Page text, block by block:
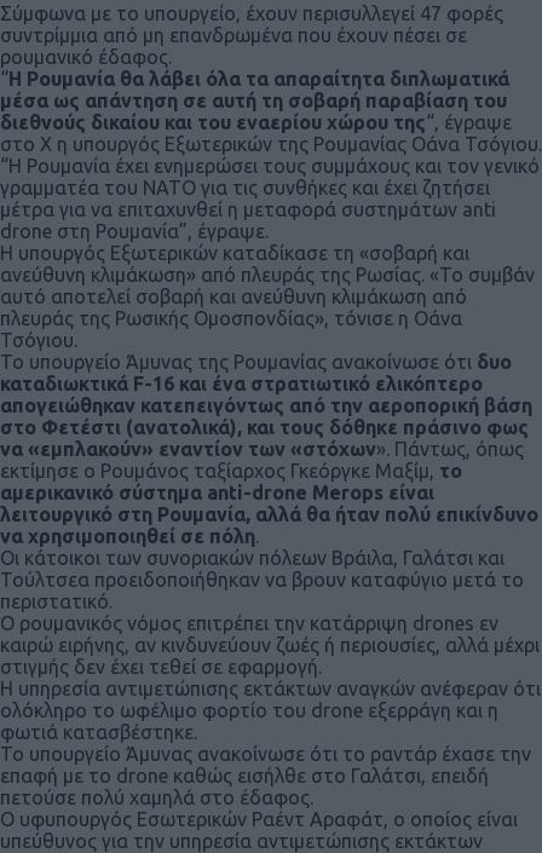
Σύμφωνα με το υπουργείο, έχουν περισυλλεγεί 47 φορές
συντρίμμια από μη επανδρωμένα που έχουν πέσει σε
ρουμανικό έδαφος.
“Η Ρουμανία θα λάβει όλα τα απαραίτητα διπλωματικά
μέσα ως απάντηση σε αυτή τη σοβαρή παραβίαση του
διεθνούς δικαίου και του εναερίου χώρου της“, έγραψε
στο Χ η υπουργός Εξωτερικών της Ρουμανίας Οάνα Τσόγιου.
“Η Ρουμανία έχει ενημερώσει τους συμμάχους και τον γενικό
γραμματέα του ΝΑΤΟ για τις συνθήκες και έχει ζητήσει
μέτρα για να επιταχυνθεί η μεταφορά συστημάτων anti
drone στη Ρουμανία”, έγραψε.
Η υπουργός Εξωτερικών καταδίκασε τη «σοβαρή και
ανεύθυνη κλιμάκωση» από πλευράς της Ρωσίας. «Το συμβάν
αυτό αποτελεί σοβαρή και ανεύθυνη κλιμάκωση από
πλευράς της Ρωσικής Ομοσπονδίας», τόνισε η Οάνα
Τσόγιου.
Το υπουργείο Άμυνας της Ρουμανίας ανακοίνωσε ότι δυο
καταδιωκτικά F-16 και ένα στρατιωτικό ελικόπτερο
απογειώθηκαν κατεπειγόντως από την αεροπορική βάση
στο Φετέστι (ανατολικά), και τους δόθηκε πράσινο φως
να «εμπλακούν» εναντίον των «στόχων». Πάντως, όπως
εκτίμησε ο Ρουμάνος ταξίαρχος Γκεόργκε Μαξίμ, το
αμερικανικό σύστημα anti-drone Merops είναι
λειτουργικό στη Ρουμανία, αλλά θα ήταν πολύ επικίνδυνο
να χρησιμοποιηθεί σε πόλη
Οι κάτοικοι των συνοριακών πόλεων Βράιλα, Γαλάτσι και
Τούλτσεα προειδοποιήθηκαν να βρουν καταφύγιο μετά το
περιστατικό.
Ο ρουμανικός νόμος επιτρέπει την κατάρριψη drones εν
καιρώ ειρήνης, αν κινδυνεύουν ζωές ή περιουσίες, αλλά μέχρι
στιγμής δεν έχει τεθεί σε εφαρμογή.
Η υπηρεσία αντιμετώπισης εκτάκτων αναγκών ανέφεραν ότι
ολόκληρο το ωφέλιμο φορτίο του drone εξερράγη και η
φωτιά κατασβέστηκε.
Το υπουργείο Άμυνας ανακοίνωσε ότι το ραντάρ έχασε την
επαφή με το drone καθώς εισήλθε στο Γαλάτσι, επειδή
πετούσε πολύ χαμηλά στο έδαφος.
Ο υφυπουργός Εσωτερικών Ραέντ Αραφάτ, ο οποίος είναι
υπεύθυνος για την υπηρεσία αντιμετώπισης εκτάκτων